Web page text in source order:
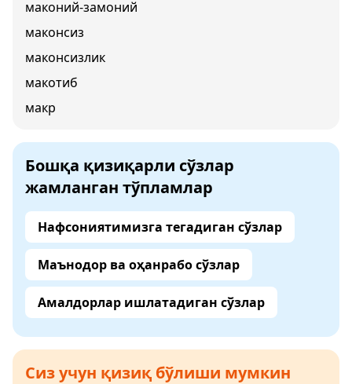
маконий-замоний
маконсиз
маконсизлик
макотиб
макр
Бошқа қизиқарли сўзлар
жамланган тўпламлар
Нафсониятимизга тегадиган сўзлар
Маънодор ва оҳанрабо сўзлар
Амалдорлар ишлатадиган сўзлар
Сиз учун қизиқ бўлиши мумкин